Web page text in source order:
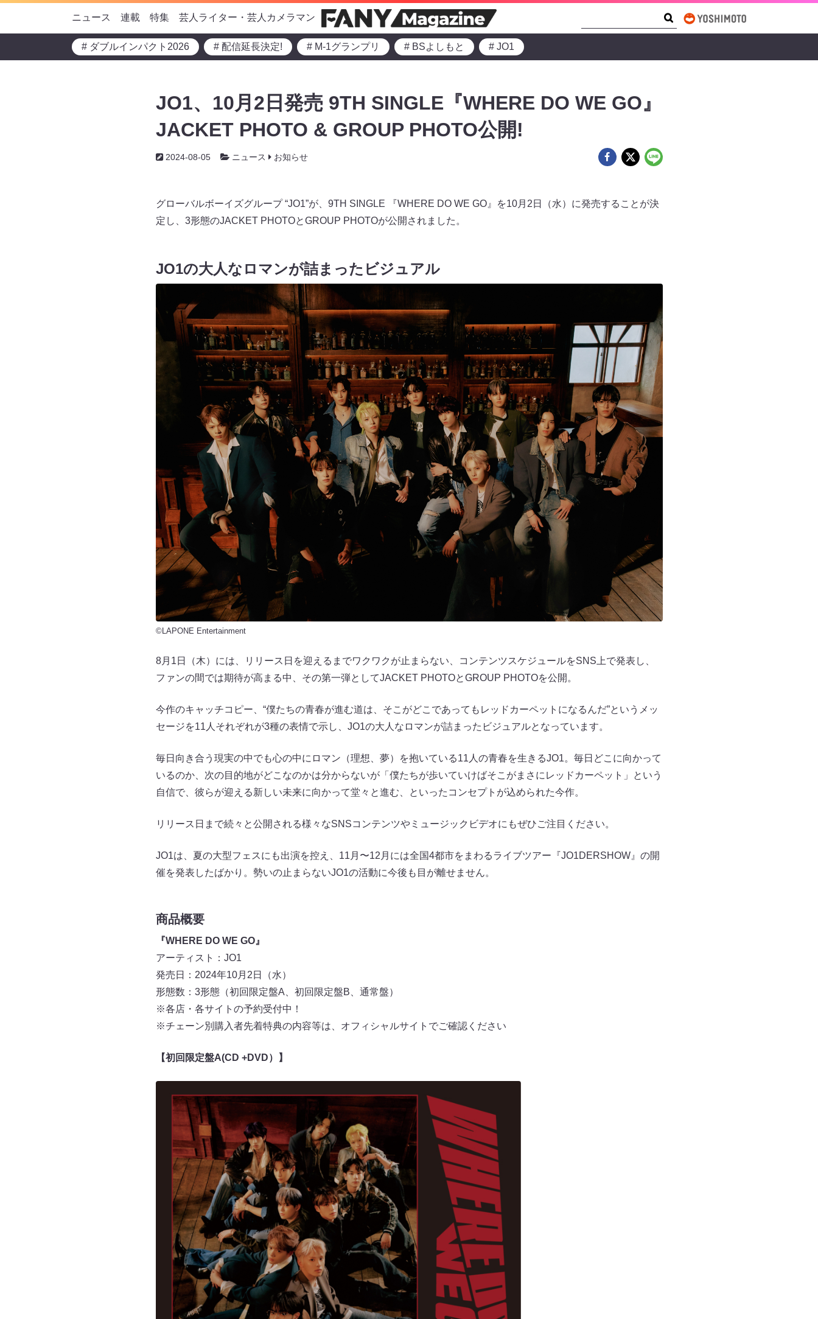
ニュース 連載 特集 芸人ライター・芸人カメラマン
# ダブルインパクト2026 # 配信延長決定! # M-1グランプリ # BSよしもと # JO1
JO1、10月2日発売 9TH SINGLE『WHERE DO WE GO』
JACKET PHOTO & GROUP PHOTO公開!
2024-08-05 ニュース お知らせ
グローバルボーイズグループ “JO1”が、9TH SINGLE 『WHERE DO WE GO』を10月2日（水）に発売することが決
定し、3形態のJACKET PHOTOとGROUP PHOTOが公開されました。
JO1の大人なロマンが詰まったビジュアル
©LAPONE Entertainment
8月1日（木）には、リリース日を迎えるまでワクワクが止まらない、コンテンツスケジュールをSNS上で発表し、
ファンの間では期待が高まる中、その第一弾としてJACKET PHOTOとGROUP PHOTOを公開。
今作のキャッチコピー、“僕たちの青春が進む道は、そこがどこであってもレッドカーペットになるんだ”というメッ
セージを11人それぞれが3種の表情で示し、JO1の大人なロマンが詰まったビジュアルとなっています。
毎日向き合う現実の中でも心の中にロマン（理想、夢）を抱いている11人の青春を生きるJO1。毎日どこに向かって
いるのか、次の目的地がどこなのかは分からないが「僕たちが歩いていけばそこがまさにレッドカーペット」という
自信で、彼らが迎える新しい未来に向かって堂々と進む、といったコンセプトが込められた今作。
リリース日まで続々と公開される様々なSNSコンテンツやミュージックビデオにもぜひご注目ください。
JO1は、夏の大型フェスにも出演を控え、11月〜12月には全国4都市をまわるライブツアー『JO1DERSHOW』の開
催を発表したばかり。勢いの止まらないJO1の活動に今後も目が離せません。
商品概要
『WHERE DO WE GO』
アーティスト：JO1
発売日：2024年10月2日（水）
形態数：3形態（初回限定盤A、初回限定盤B、通常盤）
※各店・各サイトの予約受付中！
※チェーン別購入者先着特典の内容等は、オフィシャルサイトでご確認ください
【初回限定盤A(CD +DVD）】